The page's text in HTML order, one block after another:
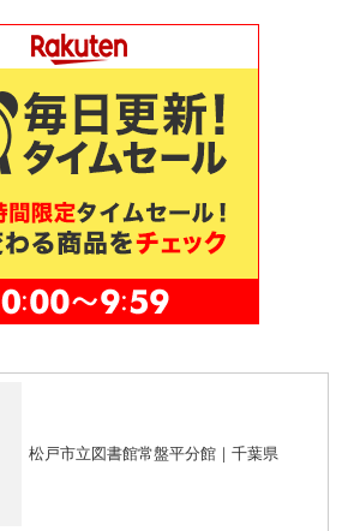
松戸市立図書館常盤平分館｜千葉県